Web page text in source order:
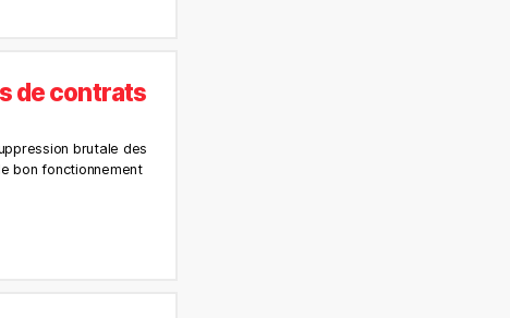
de contrats
brutale des
bon fonctionnement